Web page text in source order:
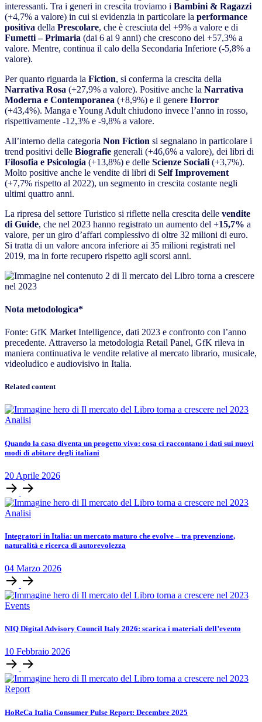
interessanti. Tra i generi in crescita troviamo i Bambini & Ragazzi
(+4,7% a valore) in cui si evidenzia in particolare la performance
positiva della Prescolare, che è cresciuta del +9% a valore e di
Fumetti – Primaria (dai 6 ai 9 anni) che crescono del +57,3% a
valore. Mentre, continua il calo della Secondaria Inferiore (-5,8% a
valore).
Per quanto riguarda la Fiction, si conferma la crescita della
Narrativa Rosa (+27,9% a valore). Positive anche la Narrativa
Moderna e Contemporanea (+8,9%) e il genere Horror
(+43,4%). Manga e Young Adult chiudono invece l’anno in rosso,
rispettivamente -12,3% e -9,8% a valore.
All’interno della categoria Non Fiction si segnalano in particolare i
trend positivi delle Biografie generali (+46,6% a valore), dei libri di
Filosofia e Psicologia (+13,8%) e delle Scienze Sociali (+3,7%).
Molto positive anche le vendite di libri di Self Improvement
(+7,7% rispetto al 2022), un segmento in crescita costante negli
ultimi quattro anni.
La ripresa del settore Turistico si riflette nella crescita delle vendite
di Guide, che nel 2023 hanno registrato un aumento del +15,7% a
valore, per un giro d’affari complessivo di oltre 32 milioni di euro.
Si tratta di un valore ancora inferiore ai 35 milioni registrati nel
2019, ma in forte recupero rispetto agli scorsi anni.
Nota metodologica*
Fonte: GfK Market Intelligence, dati 2023 e confronto con l’anno
precedente. Attraverso la metodologia Retail Panel, GfK rileva in
maniera continuativa le vendite relative al mercato librario, musicale,
videoludico e audiovisivo in Italia.
Related content
Analisi
Quando la casa diventa un progetto vivo: cosa ci raccontano i dati sui nuovi
modi di abitare degli italiani
20 Aprile 2026
Analisi
Integratori in Italia: un mercato maturo che evolve – tra prevenzione,
naturalità e ricerca di autorevolezza
04 Marzo 2026
Events
NIQ Digital Advisory Council Italy 2026: scarica i materiali dell’evento
10 Febbraio 2026
Report
HoReCa Italia Consumer Pulse Report: Decembre 2025